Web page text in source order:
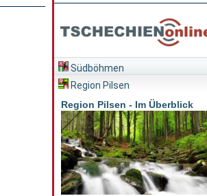
Südböhmen
Region Pilsen
Region Pilsen - Im Überblick